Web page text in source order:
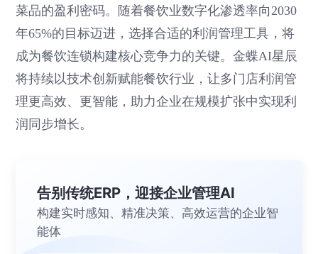
菜品的盈利密码。随着餐饮业数字化渗透率向2030
年65%的目标迈进，选择合适的利润管理工具，将
成为餐饮连锁构建核心竞争力的关键。金蝶AI星辰
将持续以技术创新赋能餐饮行业，让多门店利润管
理更高效、更智能，助力企业在规模扩张中实现利
润同步增长。
告别传统ERP，迎接企业管理AI
构建实时感知、精准决策、高效运营的企业智
能体